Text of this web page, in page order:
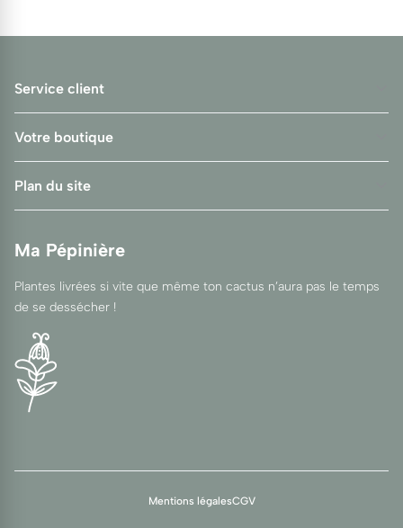
Service client
Votre boutique
Plan du site
Ma Pépinière
Plantes livrées si vite que même ton cactus n’aura pas le temps
de se dessécher !
Mentions légalesCGV